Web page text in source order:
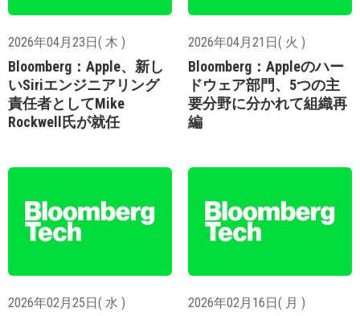
2026年04月23日( 木 )
Bloomberg：Apple、新し
いSiriエンジニアリング
責任者としてMike
Rockwell氏が就任
2026年04月21日( 火 )
Bloomberg：Appleのハー
ドウェア部門、5つの主
要分野に分かれて組織再
編
2026年02月25日( 水 ) 2026年02月16日( 月 )